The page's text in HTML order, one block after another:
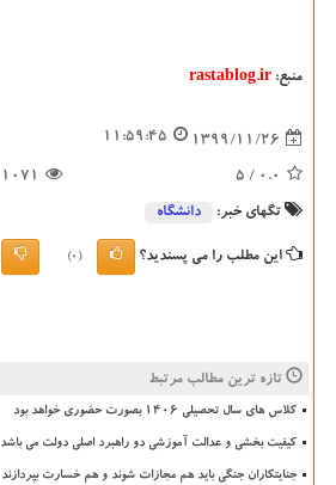
منبع: rastablog.ir
1399/11/26
11:59:45
0.0
/ 5
1071
تگهای خبر: دانشگاه‌
این مطلب را می پسندید؟ (0)
تازه ترین مطالب مرتبط
کلاس های سال تحصیلی ۱۴۰۶ بصورت حضوری خواهد بود
کیفیت بخشی و عدالت آموزشی دو راهبرد اصلی دولت می باشد
جنایتکاران جنگی باید هم مجازات شوند و هم خسارت بپردازند